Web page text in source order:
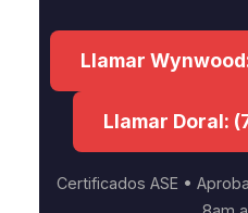
Llamar
Llamar Doral:
Certificados ASE •